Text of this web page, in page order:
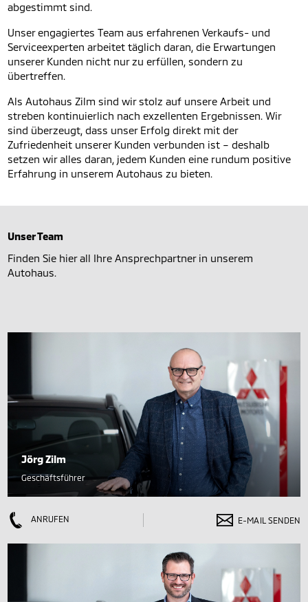
abgestimmt sind.
Unser engagiertes Team aus erfahrenen Verkaufs- und
Serviceexperten arbeitet täglich daran, die Erwartungen
unserer Kunden nicht nur zu erfüllen, sondern zu
übertreffen.
Als Autohaus Zilm sind wir stolz auf unsere Arbeit und
streben kontinuierlich nach exzellenten Ergebnissen. Wir
sind überzeugt, dass unser Erfolg direkt mit der
Zufriedenheit unserer Kunden verbunden ist – deshalb
setzen wir alles daran, jedem Kunden eine rundum positive
Erfahrung in unserem Autohaus zu bieten.
Unser Team
Finden Sie hier all Ihre Ansprechpartner in unserem
Autohaus.
Jörg Zilm
Geschäftsführer
ANRUFEN E-MAIL SENDEN